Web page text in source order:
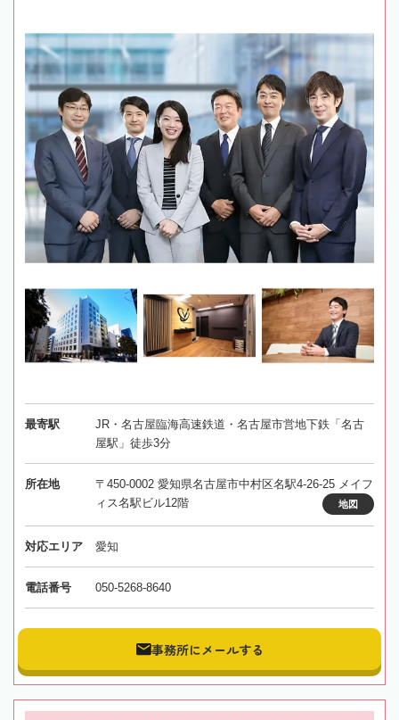
最寄駅
JR・名古屋臨海高速鉄道・名古屋市営地下鉄「名古
屋駅」徒歩3分
所在地
〒450-0002 愛知県名古屋市中村区名駅4-26-25 メイフ
ィス名駅ビル12階
地図
対応エリア 愛知
電話番号 050-5268-8640
事務所にメールする